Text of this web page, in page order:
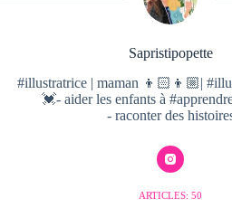
Sapristipopette
#illustratrice | maman 👦🏻👦🏼|
💓- aider les enfants à
- raconter des
ARTICLES: 50